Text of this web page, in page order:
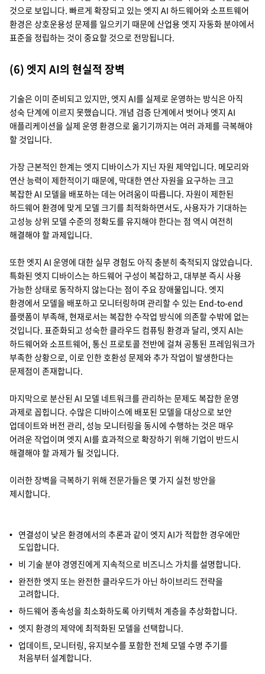
것으로 보입니다. 빠르게 확장되고 있는 엣지 AI 하드웨어와 소프트웨어
환경은 상호운용성 문제를 일으키기 때문에 산업용 엣지 자동화 분야에서
표준을 정립하는 것이 중요할 것으로 전망됩니다.
(6) 엣지 AI의 현실적 장벽
기술은 이미 준비되고 있지만, 엣지 AI를 실제로 운영하는 방식은 아직
성숙 단계에 이르지 못했습니다. 개념 검증 단계에서 벗어나 엣지 AI
애플리케이션을 실제 운영 환경으로 옮기기까지는 여러 과제를 극복해야
할 것입니다.
가장 근본적인 한계는 엣지 디바이스가 지닌 자원 제약입니다. 메모리와
연산 능력이 제한적이기 때문에, 막대한 연산 자원을 요구하는 크고
복잡한 AI 모델을 배포하는 데는 어려움이 따릅니다. 자원이 제한된
하드웨어 환경에 맞게 모델 크기를 최적화하면서도, 사용자가 기대하는
고성능 상위 모델 수준의 정확도를 유지해야 한다는 점 역시 여전히
해결해야 할 과제입니다.
또한 엣지 AI 운영에 대한 실무 경험도 아직 충분히 축적되지 않았습니다.
특화된 엣지 디바이스는 하드웨어 구성이 복잡하고, 대부분 즉시 사용
가능한 상태로 동작하지 않는다는 점이 주요 장애물입니다. 엣지
환경에서 모델을 배포하고 모니터링하며 관리할 수 있는 End-to-end
플랫폼이 부족해, 현재로서는 복잡한 수작업 방식에 의존할 수밖에 없는
것입니다. 표준화되고 성숙한 클라우드 컴퓨팅 환경과 달리, 엣지 AI는
하드웨어와 소프트웨어, 통신 프로토콜 전반에 걸쳐 공통된 프레임워크가
부족한 상황으로, 이로 인한 호환성 문제와 추가 작업이 발생한다는
문제점이 존재합니다.
마지막으로 분산된 AI 모델 네트워크를 관리하는 문제도 복잡한 운영
과제로 꼽힙니다. 수많은 디바이스에 배포된 모델을 대상으로 보안
업데이트와 버전 관리, 성능 모니터링을 동시에 수행하는 것은 매우
어려운 작업이며 엣지 AI를 효과적으로 확장하기 위해 기업이 반드시
해결해야 할 과제가 될 것입니다.
이러한 장벽을 극복하기 위해 전문가들은 몇 가지 실천 방안을
제시합니다.
연결성이 낮은 환경에서의 추론과 같이 엣지 AI가 적합한 경우에만
도입합니다.
비 기술 분야 경영진에게 지속적으로 비즈니스 가치를 설명합니다.
완전한 엣지 또는 완전한 클라우드가 아닌 하이브리드 전략을
고려합니다.
하드웨어 종속성을 최소화하도록 아키텍처 계층을 추상화합니다.
엣지 환경의 제약에 최적화된 모델을 선택합니다.
업데이트, 모니터링, 유지보수를 포함한 전체 모델 수명 주기를
처음부터 설계합니다.